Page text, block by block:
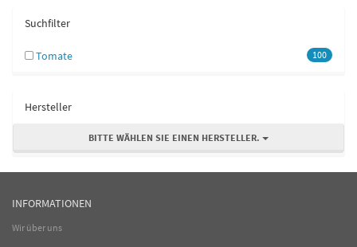
Suchfilter
100
Tomate
Hersteller
BITTE WÄHLEN SIE EINEN HERSTELLER.
INFORMATIONEN
Wir über uns